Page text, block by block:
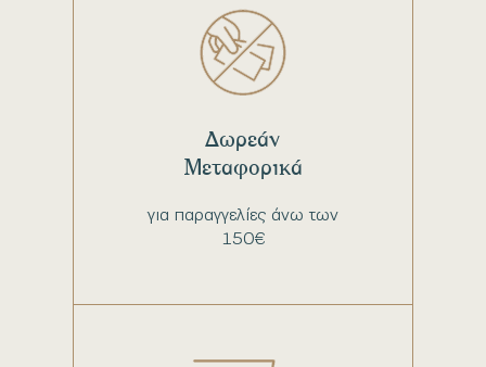
για παραγγελίες άνω των
150€
Δωρεάν
Μεταφορικά